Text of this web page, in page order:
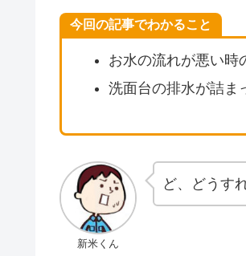
今回の記事でわかること
お水の流れが悪い時
洗面台の排水が詰ま
新米くん
ど、どうす